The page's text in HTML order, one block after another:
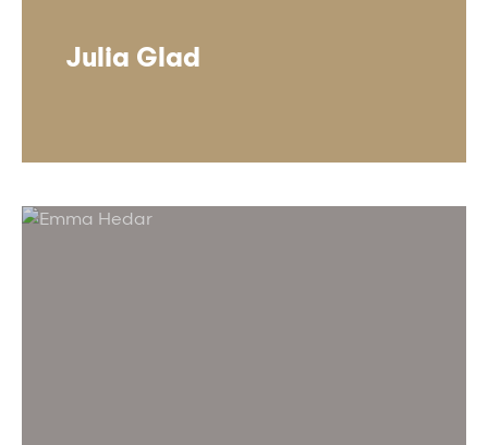
Julia Glad